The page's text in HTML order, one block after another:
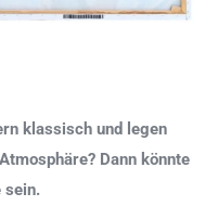
klassisch und legen
Dann könnte
sein.